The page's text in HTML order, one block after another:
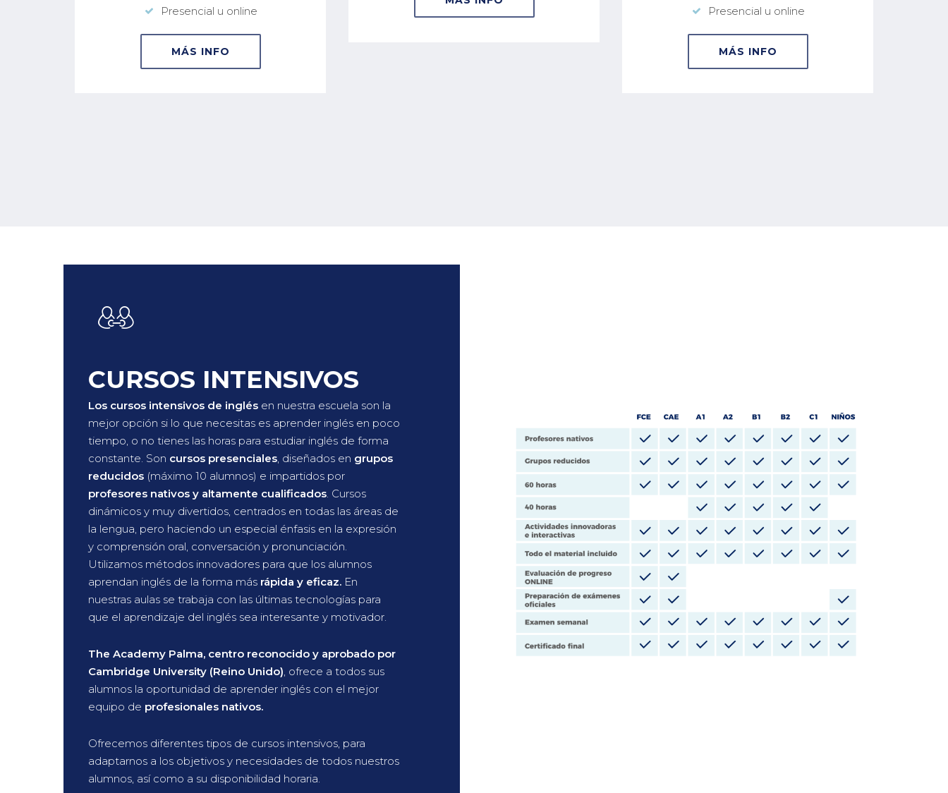
Presencial u online
MÁS INFO
Presencial u online
MÁS INFO
CURSOS INTENSIVOS
Los cursos intensivos de inglés en nuestra escuela son la
mejor opción si lo que necesitas es aprender inglés en poco
tiempo, o no tienes las horas para estudiar inglés de forma
constante. Son cursos presenciales, diseñados en grupos
reducidos (máximo 10 alumnos) e impartidos por
profesores nativos y altamente cualificados. Cursos
dinámicos y muy divertidos, centrados en todas las áreas de
la lengua, pero haciendo un especial énfasis en la expresión
y comprensión oral, conversación y pronunciación.
Utilizamos métodos innovadores para que los alumnos
aprendan inglés de la forma más rápida y eficaz. En
nuestras aulas se trabaja con las últimas tecnologías para
que el aprendizaje del inglés sea interesante y motivador.
The Academy Palma, centro reconocido y aprobado por
Cambridge University (Reino Unido) , ofrece a todos sus
alumnos la oportunidad de aprender inglés con el mejor
equipo de profesionales nativos.
Ofrecemos diferentes tipos de cursos intensivos, para
adaptarnos a los objetivos y necesidades de todos nuestros
alumnos, así como a su disponibilidad horaria.